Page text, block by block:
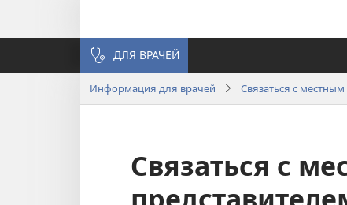
ДЛЯ ВРАЧЕЙ
Информация для врачей Связаться с
Связаться с